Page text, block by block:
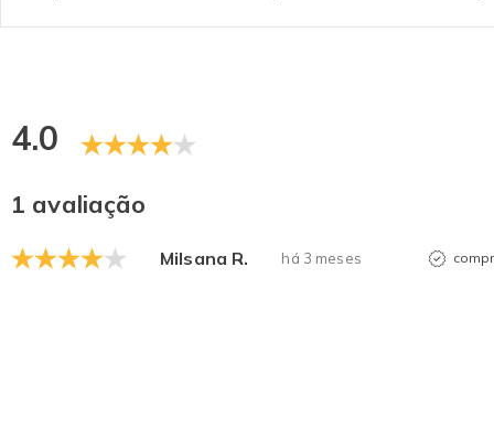
4.0
1 avaliação
Milsana R. há 3 meses